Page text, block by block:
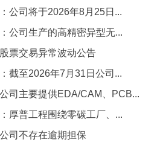
公司将于2026年8月25日...
公司生产的高精密异型无...
票交易异常波动公告
截至2026年7月31日公司...
司主要提供EDA/CAM、PCB...
厚普工程围绕零碳工厂、...
司不存在逾期担保